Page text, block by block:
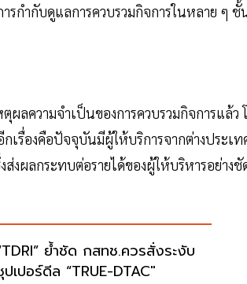
รกำกับดูแลการควบรวมกิจการในหลาย ๆ
ผลความจำเป็นของการควบรวมกิจการแล้
เรื่องคือปัจจุบันมีผู้ให้บริการจากต่างประเ
งผลกระทบต่อรายได้ของผู้ให้บริหารอย่างชั
ย้ำชัด กสทช.ควรสั่งระงับ
ปเปอร์ดีล “TRUE-DTAC"